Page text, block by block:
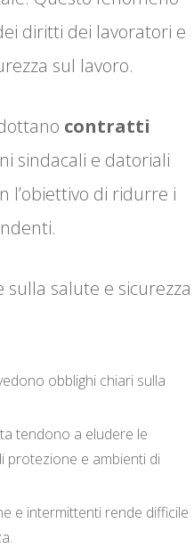
diritti dei lavoratori e
sul lavoro.
contratti
sindacali e datoriali
l’obiettivo di ridurre i
salute e sicurezza
obblighi chiari sulla
tendono a eludere le
protezione e ambienti di
e intermittenti rende difficile